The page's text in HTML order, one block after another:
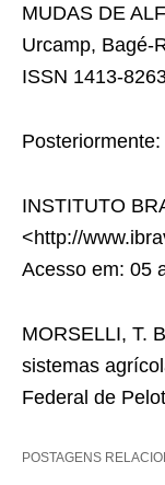
MUDAS DE
Urcamp, Bagé-
ISSN 1413-
Posteriormente:
INSTITUTO
<http://
Acesso em: 05
MORSELLI, T.
sistemas
Federal de
POSTAGENS